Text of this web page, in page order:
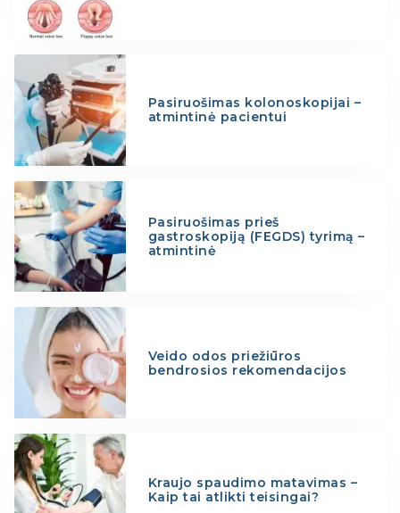
Pasiruošimas kolonoskopijai –
atmintinė pacientui
Pasiruošimas prieš
gastroskopiją (FEGDS) tyrimą –
atmintinė
Veido odos priežiūros
bendrosios rekomendacijos
Kraujo spaudimo matavimas –
Kaip tai atlikti teisingai?